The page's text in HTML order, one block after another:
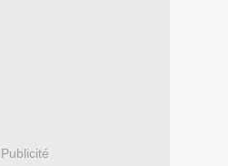
Publicité